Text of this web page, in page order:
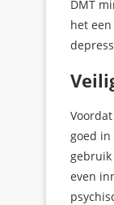
DMT
het
goed in
gebruik
even